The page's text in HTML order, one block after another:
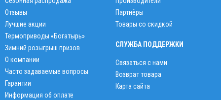
Отзывы
Лучшие акции
Термоприводы «Богатырь»
Зимний розыгрыш призов
О компании
Часто задаваемые вопросы
Гарантии
Информация об оплате
Партнёры
Товары со скидкой
СЛУЖБА ПОДДЕРЖКИ
Связаться с нами
Возврат товара
Карта сайта